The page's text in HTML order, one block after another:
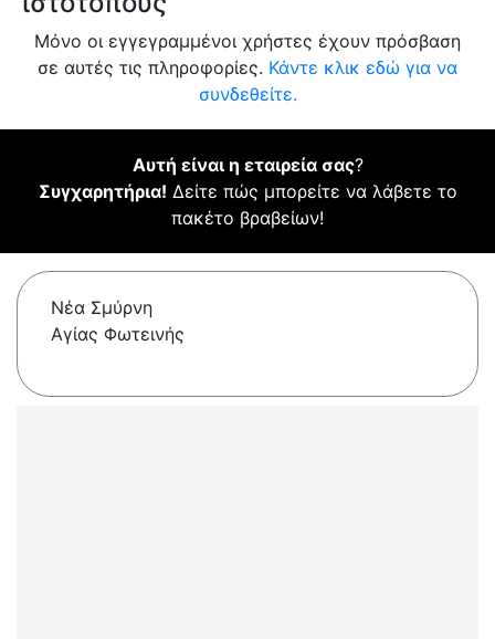
Μόνο οι εγγεγραμμένοι χρήστες έχουν πρόσβαση
σε αυτές τις πληροφορίες. Κάντε κλικ εδώ για να
συνδεθείτε.
Αυτή είναι η εταιρεία σας?
Συγχαρητήρια! Δείτε πώς μπορείτε να λάβετε το
πακέτο βραβείων!
Νέα Σμύρνη
Αγίας Φωτεινής